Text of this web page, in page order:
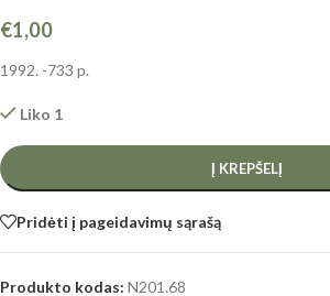
€1,00
1992. -733 p.
Liko 1
Į KREPŠELĮ
Pridėti į pageidavimų sąrašą
Produkto kodas: N201.68